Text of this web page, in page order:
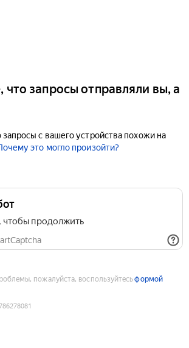
что запросы отправляли вы, а
с вашего устройства похожи на
это могло произойти?
продолжить
пожалуйста, воспользуйтесьформой